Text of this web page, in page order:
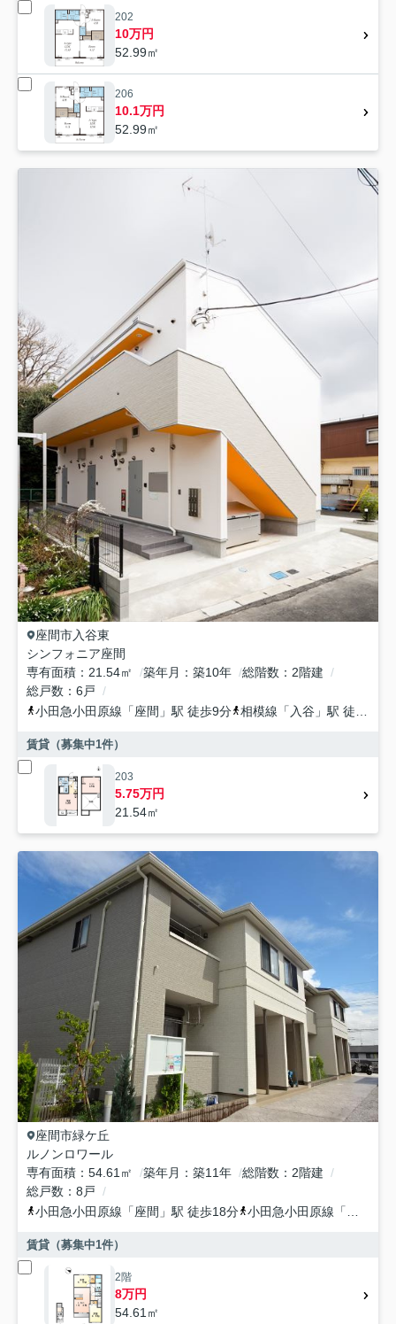
202
10万円
52.99㎡
206
10.1万円
52.99㎡
座間市入谷東
シンフォニア座間
専有面積
21.54㎡ 築年月 築10年 総階数
2階建
総戸数
6戸
小田急小田原線 「座間 」駅 徒歩9分 相模線 「 入谷 」駅 徒歩22分
賃貸（募集中1件）
203
5.75万円
21.54㎡
座間市緑ケ丘
ルノンロワール
専有面積
54.61㎡ 築年月 築11年 総階数
2階建
総戸数
8戸
小田急小田原線 「座間 」駅 徒歩18分 小田急小田原線 「
賃貸（募集中1件）
2階
8万円
54.61㎡